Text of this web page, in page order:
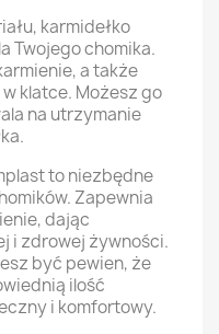
karmidełko
Twojego chomika.
a także
klatce. Możesz go
na utrzymanie
to niezbędne
Zapewnia
dając
i zdrowej żywności.
być pewien, że
ilość
i komfortowy.